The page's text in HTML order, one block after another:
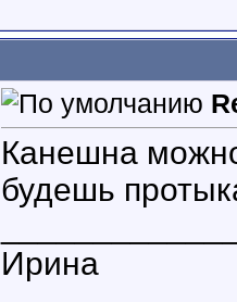
Канешна
будешь
Ирина